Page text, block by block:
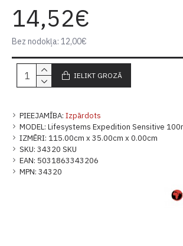
PIEEJAMĪBA: Izpārdots
MODEL: Lifesystems Expedition Sensitive
IZMĒRI: 115.00cm x 35.00cm x 0.00cm
SKU: 34320 SKU
EAN: 5031863343206
MPN: 34320
14,52€
Bez nodokļa: 12,00€
IELIKT GROZĀ